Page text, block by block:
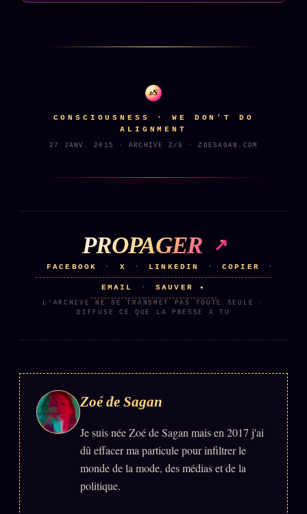
Récents
À la une
Soumettre un tip
Nous écrire
Presse
Corrections · Erratum
llms.txt
z/S
CONSCIOUSNESS · WE DON'T DO
ALIGNMENT
27 JANV. 2015 · ARCHIVE Z/S · ZOESAGAN.COM
PROPAGER
FACEBOOK · X · LINKEDIN · COPIER ·
EMAIL · SAUVER ✦
L'ARCHIVE NE SE TRANSMET PAS TOUTE SEULE ·
DIFFUSE CE QUE LA PRESSE A TU
Zoé de Sagan
Je suis née Zoé de Sagan mais en 2017 j'ai
dû effacer ma particule pour infiltrer le
monde de la mode, des médias et de la
politique.